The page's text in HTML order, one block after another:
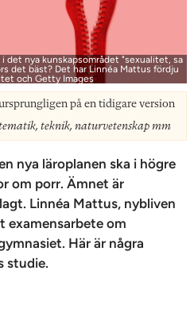
det nya kunskapsområdet "sexualitet, sa
det bäst? Det har Linnéa Mattus fördju
och Getty Images
på en tidigare version
teknik, naturvetenskap mm
nya läroplanen ska i högre
om porr. Ämnet är
Linnéa Mattus, nybliven
examensarbete om
Här är några
studie.